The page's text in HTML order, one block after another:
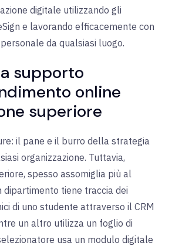
digitale utilizzando gli
e lavorando efficacemente con
da qualsiasi luogo.
supporto
online
superiore
il pane e il burro della strategia
organizzazione. Tuttavia,
spesso assomiglia più al
dipartimento tiene traccia dei
di uno studente attraverso il CRM
un altro utilizza un foglio di
usa un modulo digitale